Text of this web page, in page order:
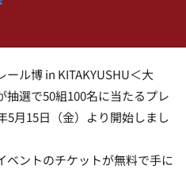
ール博 in KITAKYUSHU＜大
選で50組100名に当たるプレ
5月15日（金）より開始しまし
ベントのチケットが無料で手に